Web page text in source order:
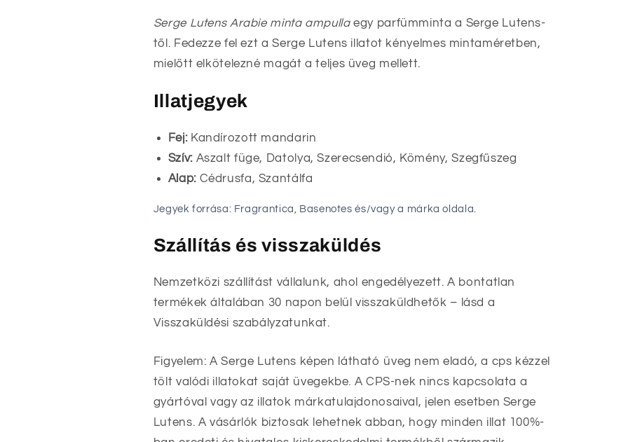
Serge Lutens Arabie minta ampullaegy parfümminta a Serge Lutens-
től. Fedezze fel ezt a Serge Lutens illatot kényelmes mintaméretben,
mielőtt elkötelezné magát a teljes üveg mellett.
Illatjegyek
Fej:Kandírozott mandarin
Szív:Aszalt füge, Datolya, Szerecsendió, Kömény, Szegfűszeg
Alap:Cédrusfa, Szantálfa
Jegyek forrása: Fragrantica, Basenotes és/vagy a márka oldala.
Szállítás és visszaküldés
Nemzetközi szállítást vállalunk, ahol engedélyezett. A bontatlan
termékek általában 30 napon belül visszaküldhetők – lásd a
Visszaküldési szabályzatunkat.
Figyelem: A Serge Lutens képen látható üveg nem eladó, a cps kézzel
tölt valódi illatokat saját üvegekbe. A CPS-nek nincs kapcsolata a
gyártóval vagy az illatok márkatulajdonosaival, jelen esetben Serge
Lutens. A vásárlók biztosak lehetnek abban, hogy minden illat 100%-